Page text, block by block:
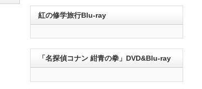
紅の修学旅行Blu-ray
「名探偵コナン 紺青の拳」DVD&Blu-ray